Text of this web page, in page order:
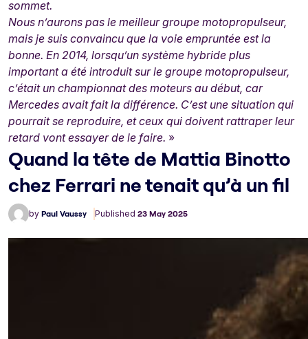
sommet.
Nous n’aurons pas le meilleur groupe motopropulseur,
mais je suis convaincu que la voie empruntée est la
bonne. En 2014, lorsqu’un système hybride plus
important a été introduit sur le groupe motopropulseur,
c’était un championnat des moteurs au début, car
Mercedes avait fait la différence. C’est une situation qui
pourrait se reproduire, et ceux qui doivent rattraper leur
retard vont essayer de le faire. »
Quand la tête de Mattia Binotto
chez Ferrari ne tenait qu’à un fil
by Paul Vaussy Published 23 May 2025